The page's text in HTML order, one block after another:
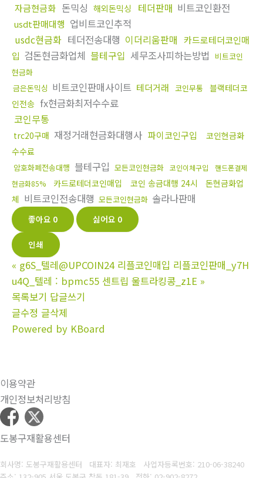
자금현금화 돈믹싱 해외돈믹싱 테더판매 비트코인환전
usdt판매대행 업비트코인추적
usdc현금화 테더전송대행 이더리움판매 카드로테더코인매
입 검돈현금화업체 블테구입 세무조사피하는방법
비트코인
현금화
금은돈믹싱 비트코인판매사이트 테더거래 코인무통
블랙테더코
인전송 fx현금화최저수수료
코인무통
trc20구매 재정거래현금화대행사 파이코인구입
코인현금화
수수료
암호화폐전송대행 블테구입 모든코인현금화 코인이체구입
핸드폰결제
현금화85%
카드로테더코인매입 코인 송금대행 24시
돈현금화업
체 비트코인전송대행 모든코인현금화 솔라나판매
좋아요 0 싫어요 0
인쇄
« g6S_텔레@UPCOIN24 리플코인매입 리플코인판매_y7H
u4Q_텔레 : bpmc55 센트립 울트라킹콩_z1E »
목록보기 답글쓰기
글수정 글삭제
Powered by KBoard
이용약관
개인정보처리방침
도봉구재활용센터
회사명: 도봉구재활용센터 대표자: 최재호 사업자등록번호: 210-06-38240